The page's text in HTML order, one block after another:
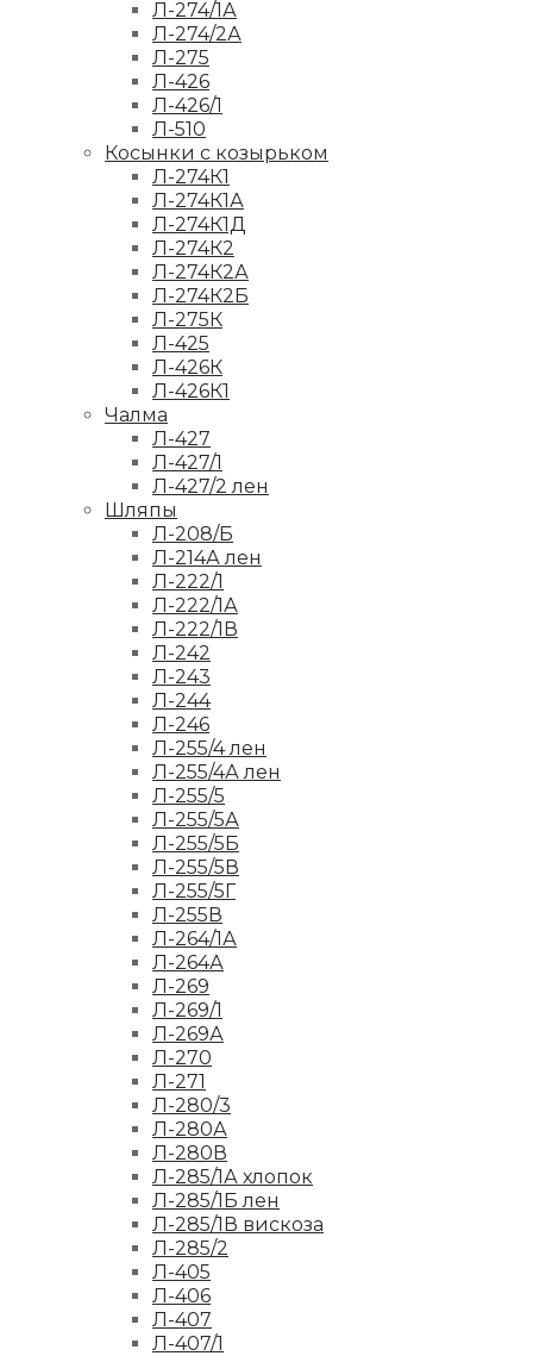
Л-274/1А
Л-274/2А
Л-275
Л-426
Л-426/1
Л-510
Косынки с козырьком
Л-274К1
Л-274К1А
Л-274К1Д
Л-274К2
Л-274К2А
Л-274К2Б
Л-275К
Л-425
Л-426К
Л-426К1
Чалма
Л-427
Л-427/1
Л-427/2 лен
Шляпы
Л-208/Б
Л-214А лен
Л-222/1
Л-222/1А
Л-222/1В
Л-242
Л-243
Л-244
Л-246
Л-255/4 лен
Л-255/4А лен
Л-255/5
Л-255/5А
Л-255/5Б
Л-255/5В
Л-255/5Г
Л-255В
Л-264/1А
Л-264А
Л-269
Л-269/1
Л-269А
Л-270
Л-271
Л-280/3
Л-280А
Л-280В
Л-285/1А хлопок
Л-285/1Б лен
Л-285/1В вискоза
Л-285/2
Л-405
Л-406
Л-407
Л-407/1